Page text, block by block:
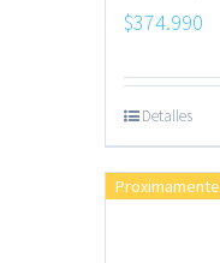
$374.990
Detalles
Proximamente